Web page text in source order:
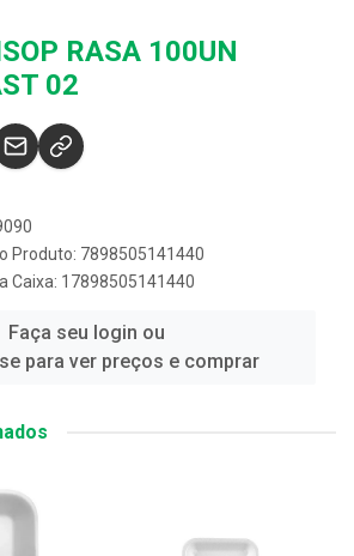
RASA 100UN
02
Produto: 7898505141440
Caixa: 17898505141440
Faça seu login ou
para ver preços e comprar